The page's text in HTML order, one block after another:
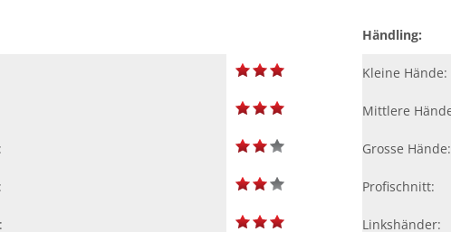
Händling:
Kleine Hände:
Mittlere
Grosse Hände:
Profischnitt:
Linkshänder: